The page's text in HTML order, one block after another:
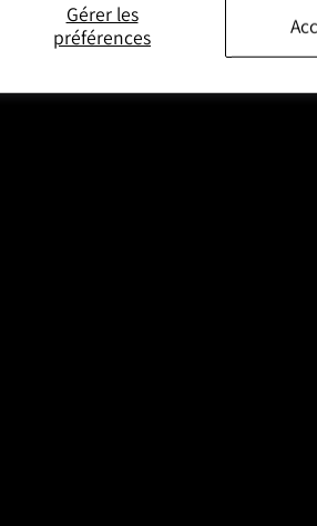
Gérer les
préférences